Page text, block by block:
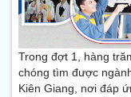
Trong đợt 1, hàng
chóng tìm được
Kiên Giang, nơi đáp